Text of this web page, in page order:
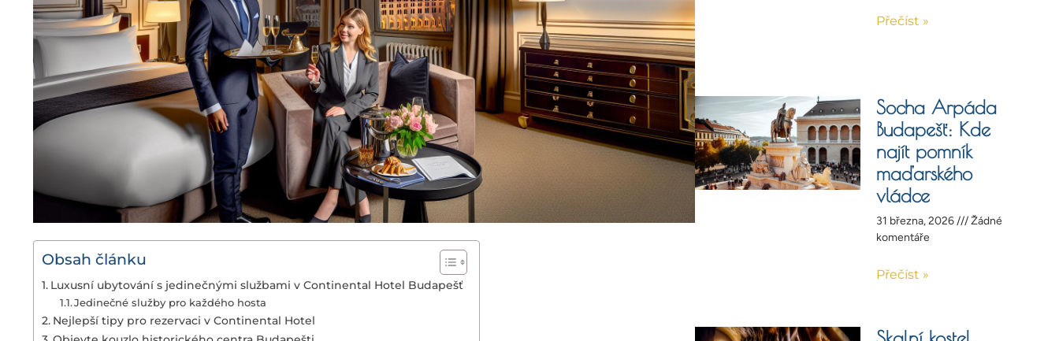
Obsah článku
Luxusní ubytování s jedinečnými službami v Continental Hotel Budapešť
Jedinečné služby pro každého hosta
Nejlepší tipy pro rezervaci v Continental Hotel
Přečíst »
Socha Arpáda
Budapešť: Kde
najít pomník
maďarského
vládce
31 března, 2026
Žádné
komentáře
Přečíst »